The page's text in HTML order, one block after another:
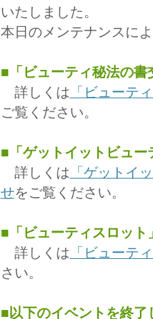
いたしました。
本日のメンテナンスに
■「ビューティ秘法の
詳しくは 「ビューテ
ご覧ください。
■「ゲットイットビュ
詳しくは 「ゲットイ
せをご覧ください。
■「ビューティスロッ
詳しくは 「ビューテ
さい。
■以下のイベントを終了